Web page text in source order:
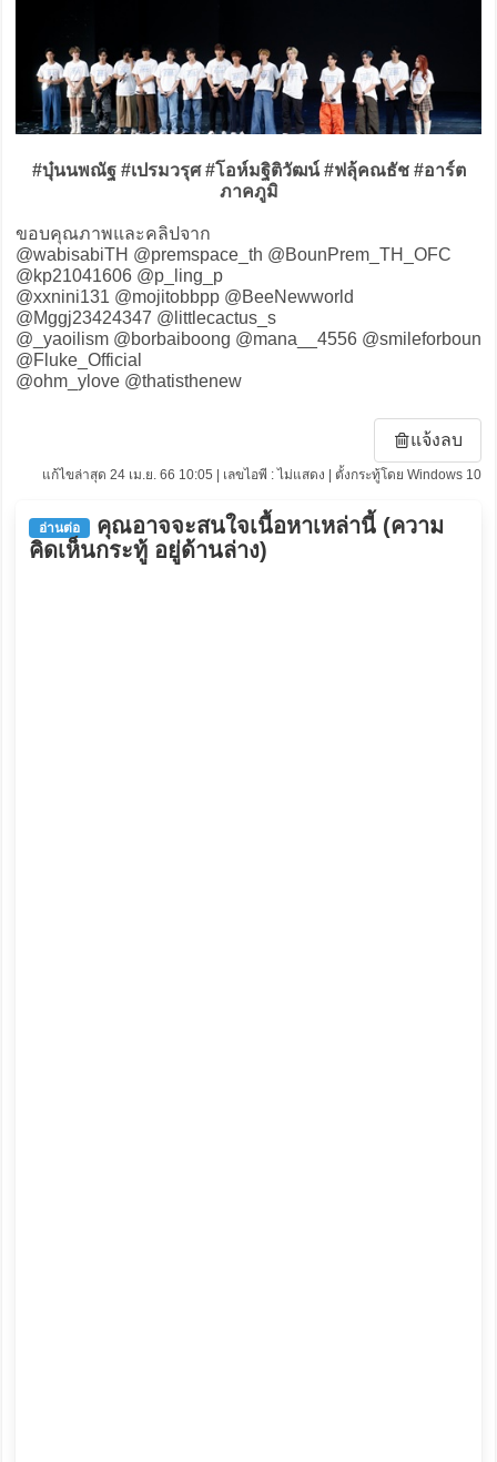
#บุ๋นนพณัฐ #เปรมวรุศ #โอห์มฐิติวัฒน์ #ฟลุ้คณธัช #อาร์ต
ภาคภูมิ
ขอบคุณภาพและคลิปจาก
@wabisabiTH @premspace_th @BounPrem_TH_OFC
@kp21041606 @p_ling_p
@xxnini131 @mojitobbpp @BeeNewworld
@Mggj23424347 @littlecactus_s
@_yaoilism @borbaiboong @mana__4556 @smileforboun
@Fluke_Official
@ohm_ylove @thatisthenew
แจ้งลบ
แก้ไขล่าสุด 24 เม.ย. 66 10:05 | เลขไอพี : ไม่แสดง | ตั้งกระทู้โดย Windows 10
อ่านต่อ
คุณอาจจะสนใจเนื้อหาเหล่านี้ (ความ
คิดเห็นกระทู้ อยู่ด้านล่าง)